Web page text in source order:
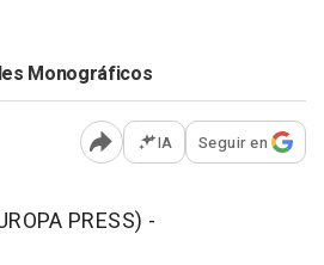
Monográficos
Abrir opciones para
IA Seguir en
PRESS) -